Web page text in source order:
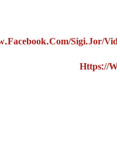
Sigi.Jor/
Https://